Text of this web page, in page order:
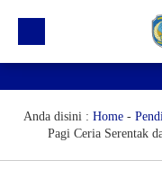
Profil
Anda disini : Home -
Pagi Ceria Serentak